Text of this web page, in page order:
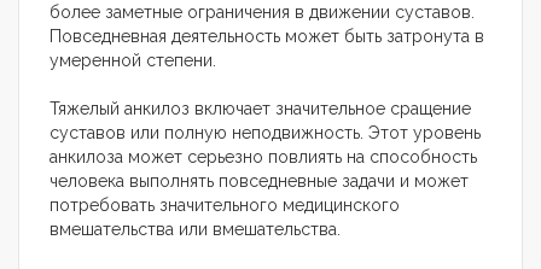
более заметные ограничения в движении суставов.
Повседневная деятельность может быть затронута в
умеренной степени.
Тяжелый анкилоз включает значительное сращение
суставов или полную неподвижность. Этот уровень
анкилоза может серьезно повлиять на способность
человека выполнять повседневные задачи и может
потребовать значительного медицинского
вмешательства или вмешательства.